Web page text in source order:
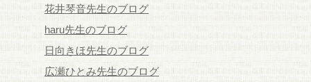
花井琴音先生のブログ
haru先生のブログ
日向きほ先生のブログ
広瀬ひとみ先生のブログ